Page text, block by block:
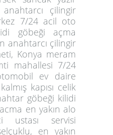
çilingir
7/24 acil oto
göbeği açma
anahtarcı çilingir
Konya meram
mahallesi 7/24
ev daire
kapısı celik
göbeği kilidi
en yakın alo
ustası servisi
en yakın